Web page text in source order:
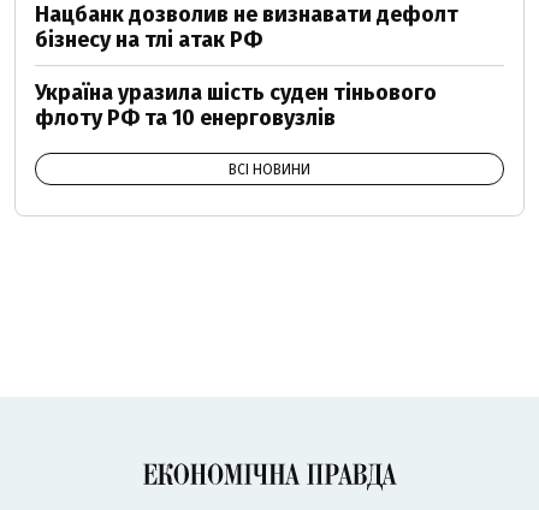
Нацбанк дозволив не визнавати дефолт
бізнесу на тлі атак РФ
Україна уразила шість суден тіньового
флоту РФ та 10 енерговузлів
ВСІ НОВИНИ